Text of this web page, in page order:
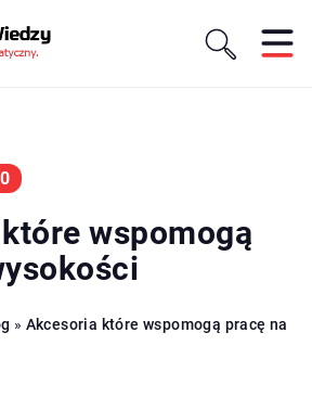
wspomogą
» Akcesoria które wspomogą pracę na